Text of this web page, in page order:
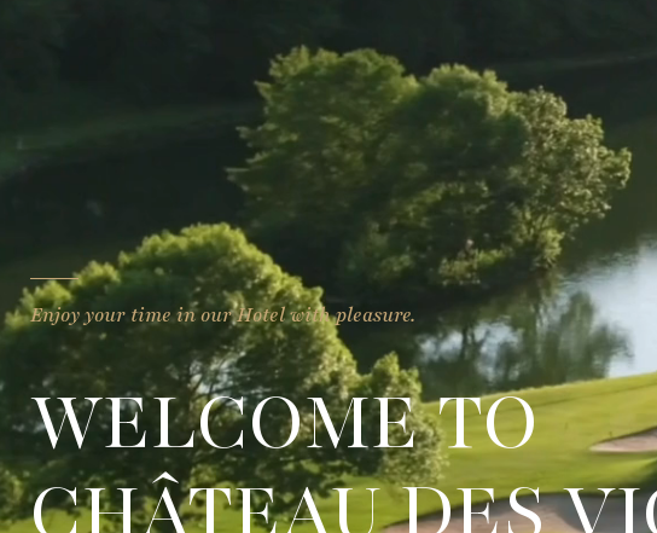
Enjoy your time in our Hotel with pleasure.
WELCOME TO